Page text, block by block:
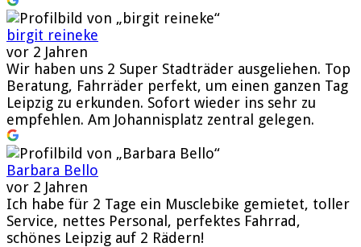
birgit reineke
vor 2 Jahren
Wir haben uns 2 Super Stadträder ausgeliehen. Top
Beratung, Fahrräder perfekt, um einen ganzen Tag
Leipzig zu erkunden. Sofort wieder ins sehr zu
empfehlen. Am Johannisplatz zentral gelegen.
Barbara Bello
vor 2 Jahren
Ich habe für 2 Tage ein Musclebike gemietet, toller
Service, nettes Personal, perfektes Fahrrad,
schönes Leipzig auf 2 Rädern!